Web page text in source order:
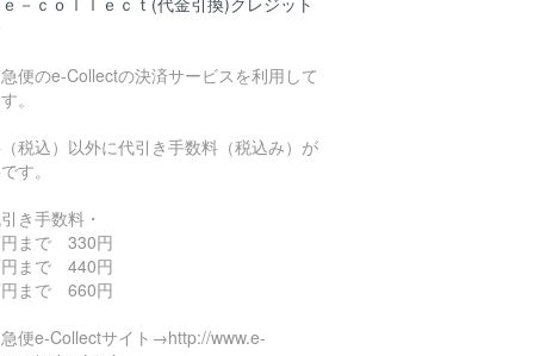
便のe-Collectの決済サービスを利用して
。
税込）以外に代引き手数料（税込み）が
す。
引き手数料・
まで 330円
円まで 440円
まで 660円
便e-Collectサイト→http://www.e-